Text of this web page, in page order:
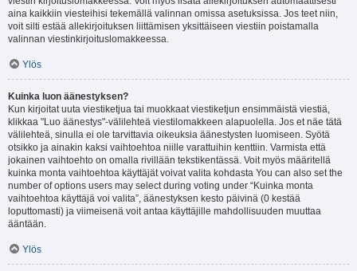
aina kaikkiin viesteihisi tekemällä valinnan omissa asetuksissa. Jos teet niin,
voit silti estää allekirjoituksen liittämisen yksittäiseen viestiin poistamalla
valinnan viestinkirjoituslomakkeessa.
Ylös
Kuinka luon äänestyksen?
Kun kirjoitat uuta viestiketjua tai muokkaat viestiketjun ensimmäistä viestiä,
klikkaa "Luo äänestys"-välilehteä viestilomakkeen alapuolella. Jos et näe tätä
välilehteä, sinulla ei ole tarvittavia oikeuksia äänestysten luomiseen. Syötä
otsikko ja ainakin kaksi vaihtoehtoa niille varattuihin kenttiin. Varmista että
jokainen vaihtoehto on omalla rivillään tekstikentässä. Voit myös määritellä
kuinka monta vaihtoehtoa käyttäjät voivat valita kohdasta You can also set the
number of options users may select during voting under “Kuinka monta
vaihtoehtoa käyttäjä voi valita”, äänestyksen kesto päivinä (0 kestää
loputtomasti) ja viimeisenä voit antaa käyttäjille mahdollisuuden muuttaa
ääntään.
Ylös